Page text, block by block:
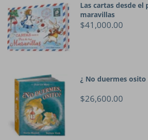
Las cartas desde el
maravillas
$41,000.00
¿ No duermes
$26,600.00